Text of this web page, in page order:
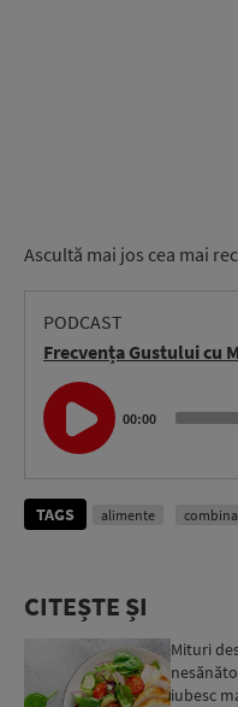
Ascultă mai jos cea mai
PODCAST
Frecvența Gustului cu
Audio
Player
00:00
TAGS alimente
CITEȘTE ȘI
Mituri
iubesc